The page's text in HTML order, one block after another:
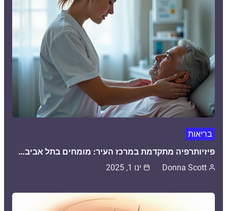
בריאות
פיזיותרפיה מתקדמת במרכז העיר: מומחים בתל אביב…
Donna Scott ינו 1, 2025